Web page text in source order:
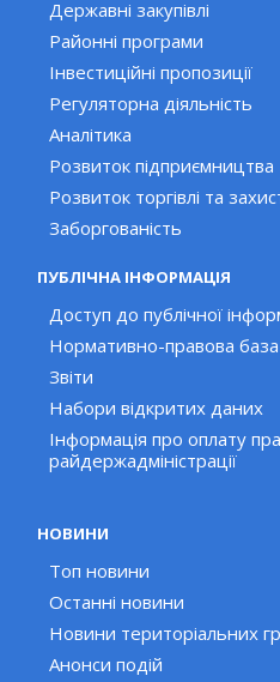
Державні закупівлі
Районні програми
Інвестиційні пропозиції
Регуляторна діяльність
Аналітика
Розвиток підприємництва
Розвиток торгівлі та
Заборгованість
ПУБЛІЧНА ІНФОРМАЦІЯ
Доступ до публічної
Нормативно-правова база
Звіти
Набори відкритих даних
Інформація про оплату
райдержадміністрації
НОВИНИ
Топ новини
Останні новини
Новини територіальних
Анонси подій